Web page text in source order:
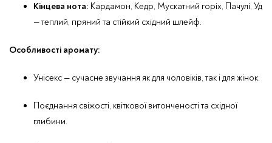
Кінцева нота: Кардамон, Кедр, Мускатний горіх, Пачулі, Уд
— теплий, пряний та стійкий східний шлейф.
Особливості аромату:
Унісекс — сучасне звучання як для чоловіків, так і для жінок.
Поєднання свіжості, квіткової витонченості та східної
глибини.